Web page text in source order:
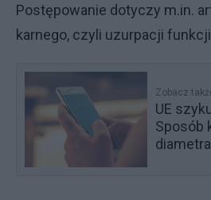
Postępowanie dotyczy m.in.
karnego, czyli uzurpacji
Zobacz
UE
Sposób